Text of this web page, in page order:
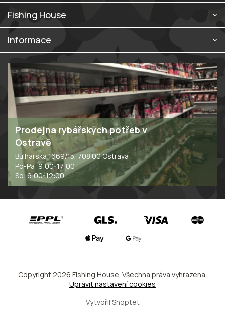
p
Fishing House
Informace
Prodejna rybářských potřeb v
Ostravě
Bulharská 1669/15, 708 00 Ostrava
Po-Pá: 9:00-17:00
So: 9:00-12:00
Vytvořil Shoptet
Copyright 2026 Fishing House. Všechna práva vyhrazena.
Upravit nastavení cookies